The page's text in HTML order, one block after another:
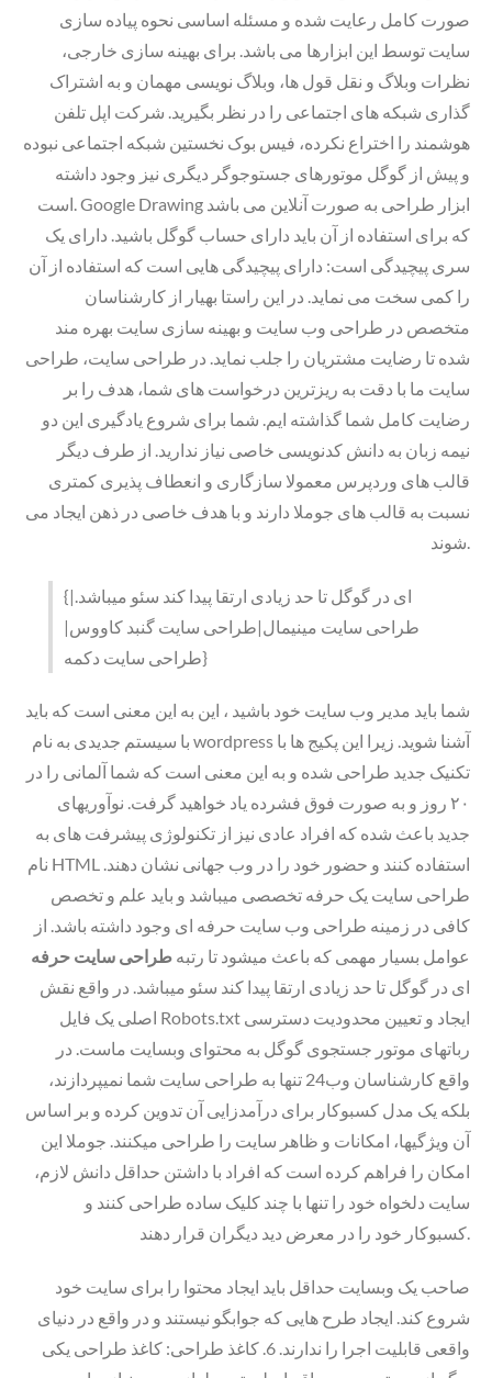
صورت کامل رعایت شده و مسئله اساسی نحوه پیاده سازی
سایت توسط این ابزارها می باشد. برای بهینه سازی خارجی،
نظرات وبلاگ و نقل قول ها، وبلاگ نویسی مهمان و به اشتراک
گذاری شبکه های اجتماعی را در نظر بگیرید. شرکت اپل تلفن
هوشمند را اختراع نکرده، فیس بوک نخستین شبکه اجتماعی نبوده
و پیش از گوگل موتورهای جستوجوگر دیگری نیز وجود داشته
است. Google Drawing ابزار طراحی به صورت آنلاین می باشد
که برای استفاده از آن باید دارای حساب گوگل باشید. دارای یک
سری پیچیدگی است: دارای پیچیدگی هایی است که استفاده از آن
را کمی سخت می نماید. در این راستا بهیار از کارشناسان
متخصص در طراحی وب سایت و بهینه سازی سایت بهره مند
شده تا رضایت مشتریان را جلب نماید. در طراحی سایت، طراحی
سایت ما با دقت به ریزترین درخواست های شما، هدف را بر
رضایت کامل شما گذاشته ایم. شما برای شروع یادگیری این دو
نیمه زبان به دانش کدنویسی خاصی نیاز ندارید. از طرف دیگر
قالب های وردپرس معمولا سازگاری و انعطاف پذیری کمتری
نسبت به قالب های جوملا دارند و با هدف خاصی در ذهن ایجاد می
{ای در گوگل تا حد زیادی ارتقا پیدا کند سئو میباشد.|
طراحی سایت مینیمال|طراحی سایت گنبد کاووس|
طراحی سایت دکمه}
شما باید مدیر وب سایت خود باشید ، این به این معنی است که باید
با سیستم جدیدی به نام wordpress آشنا شوید. زیرا این پکیج ها با
تکنیک جدید طراحی شده و به این معنی است که شما آلمانی را در
۲۰ روز و به صورت فوق فشرده یاد خواهید گرفت. نوآوریهای
جدید باعث شده که افراد عادی نیز از تکنولوژی پیشرفت ه­ای به
نام HTML استفاده کنند و حضور خود را در وب جهانی نشان دهند.
طراحی سایت یک حرفه تخصصی میباشد و باید علم و تخصص
کافی در زمینه طراحی وب سایت حرفه ای وجود داشته باشد. از
عوامل بسیار مهمی که باعث میشود تا رتبه طراحی سایت حرفه
ای در گوگل تا حد زیادی ارتقا پیدا کند سئو میباشد. در واقع نقش
اصلی یک فایل Robots.txt ایجاد و تعیین محدودیت دسترسی
رباتهای موتور جستجوی گوگل به محتوای وبسایت ماست. در
واقع کارشناسان وب24 تنها به طراحی سایت شما نمیپردازند،
بلکه یک مدل کسبوکار برای درآمدزایی آن تدوین کرده و بر اساس
آن ویژگیها، امکانات و ظاهر سایت را طراحی میکنند. جوملا این
امکان را فراهم کرده است که افراد با داشتن حداقل دانش لازم،
سایت دلخواه خود را تنها با چند کلیک ساده طراحی کنند و
کسبوکار خود را در معرض دید دیگران قرار دهند.
صاحب یک وبسایت حداقل باید ایجاد محتوا را برای سایت خود
شروع کند. ایجاد طرح هایی که جوابگو نیستند و در واقع در دنیای
واقعی قابلیت اجرا را ندارند. 6. کاغذ طراحی: کاغذ طراحی یکی